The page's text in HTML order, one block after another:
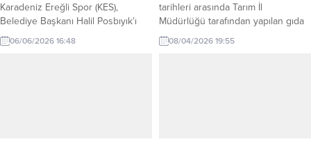
Karadeniz Ereğli Spor (KES),
Belediye Başkanı Halil Posbıyık’ı
lojmanında ziyaret etti. Geçtiğimiz
ay ameliyat olan ve istirahate
06/06/2026 16:48
tarihleri arasında Tarım İl
Müdürlüğü tarafından yapılan gıda
denetiminde 3 milyon 610 bin 273
TL. ceza kesildi. T.C. Tarım ve
08/04/2026 19:55